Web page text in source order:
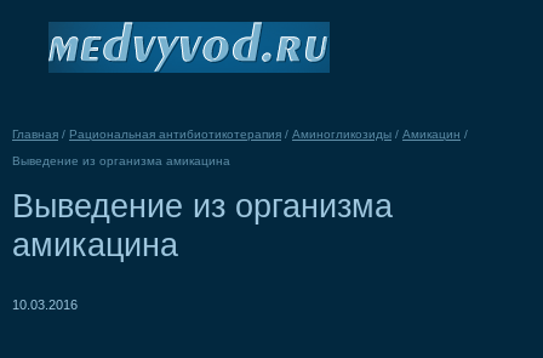
Главная / Рациональная антибиотикотерапия / Аминогликозиды / Амикацин /
Выведение из организма амикацина
Выведение из организма
амикацина
10.03.2016